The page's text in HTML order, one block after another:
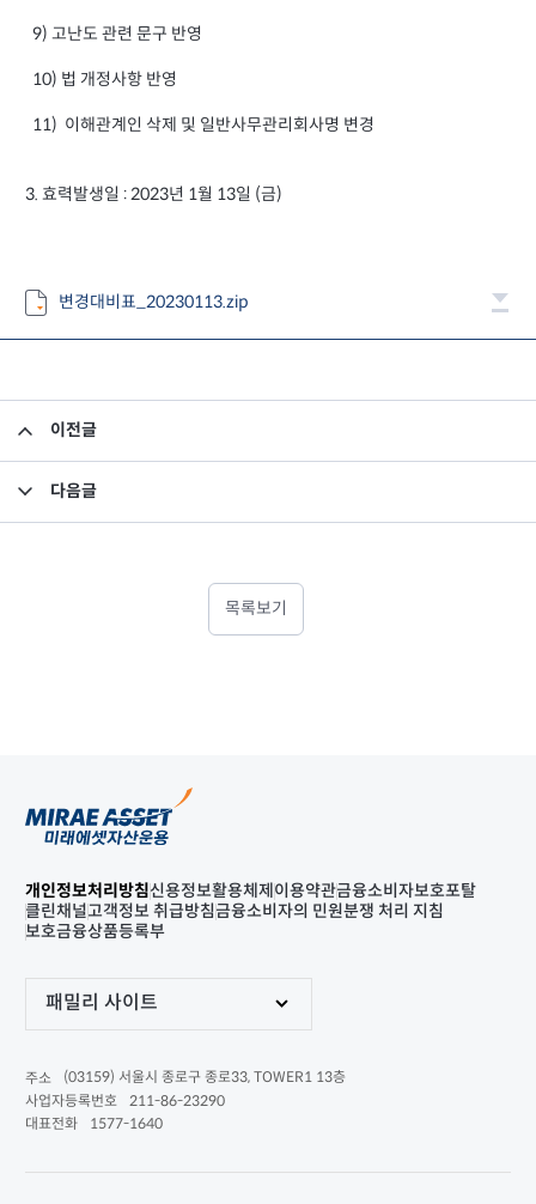
9) 고난도 관련 문구 반영
10) 법 개정사항 반영
11) 이해관계인 삭제 및 일반사무관리회사명 변경
3. 효력발생일 : 2023년 1월 13일 (금)
변경대비표_20230113.zip
이전글
다음글
목록보기
개인정보처리방침신용정보활용체제 이용약관금융소비자보호포탈
클린채널고객정보 취급방침금융소비자의 민원분쟁 처리 지침
보호금융상품등록부
패밀리 사이트
주소
(03159) 서울시 종로구 종로33, TOWER1 13층
사업자등록번호
211-86-23290
대표전화
1577-1640